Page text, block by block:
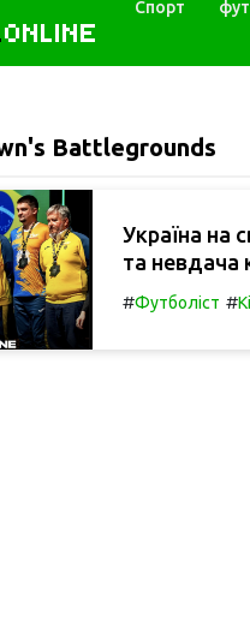
ONLINE
Спорт
Battlegrounds
Україна на
та невдача
#Футболіст #